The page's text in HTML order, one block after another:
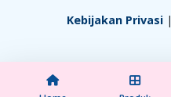
Kebijakan Privasi|